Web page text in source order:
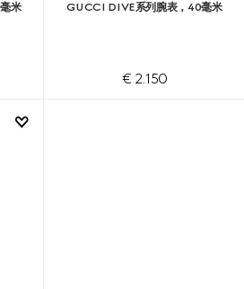
米 GUCCI DIVE系列腕表，40毫米
€ 2.150